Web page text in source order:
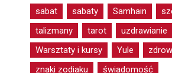
sabat
sabaty Samhain
talizmany
tarot
uzdrawianie
Warsztaty i kursy
Yule
znaki zodiaku
świadomość